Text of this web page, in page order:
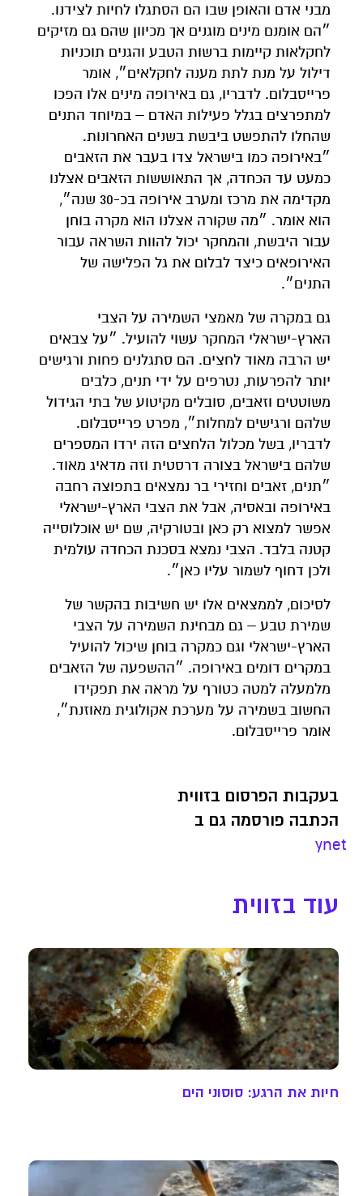
מבני אדם והאופן שבו הם הסתגלו לחיות לצידנו.
״הם אומנם מינים מוגנים אך מכיוון שהם גם מזיקים
לחקלאות קיימות ברשות הטבע והגנים תוכניות
דילול על מנת לתת מענה לחקלאים״, אומר
פרייסבלום. לדבריו, גם באירופה מינים אלו הפכו
למתפרצים בגלל פעילות האדם – במיוחד התנים
שהחלו להתפשט ביבשת בשנים האחרונות.
״באירופה כמו בישראל צדו בעבר את הזאבים
כמעט עד הכחדה, אך התאוששות הזאבים אצלנו
מקדימה את מרכז ומערב אירופה בכ-30 שנה״,
הוא אומר. ״מה שקורה אצלנו הוא מקרה בוחן
עבור היבשת, והמחקר יכול להוות השראה עבור
האירופאים כיצד לבלום את גל הפלישה של
התנים״.
גם במקרה של מאמצי השמירה על הצבי
הארץ-ישראלי המחקר עשוי להועיל. ״על צבאים
יש הרבה מאוד לחצים. הם סתגלנים פחות ורגישים
יותר להפרעות, נטרפים על ידי תנים, כלבים
משוטטים וזאבים, סובלים מקיטוע של בתי הגידול
שלהם ורגישים למחלות״, מפרט פרייסבלום.
לדבריו, בשל מכלול הלחצים הזה ירדו המספרים
שלהם בישראל בצורה דרסטית וזה מדאיג מאוד.
״תנים, זאבים וחזירי בר נמצאים בתפוצה רחבה
באירופה ובאסיה, אבל את הצבי הארץ-ישראלי
אפשר למצוא רק כאן ובטורקיה, שם יש אוכלוסייה
קטנה בלבד. הצבי נמצא בסכנת הכחדה עולמית
ולכן דחוף לשמור עליו כאן״.
לסיכום, לממצאים אלו יש חשיבות בהקשר של
שמירת טבע – גם מבחינת השמירה על הצבי
הארץ-ישראלי וגם כמקרה בוחן שיכול להועיל
במקרים דומים באירופה. ״ההשפעה של הזאבים
מלמעלה למטה כטורף על מראה את תפקידו
החשוב בשמירה על מערכת אקולוגית מאוזנת״,
אומר פרייסבלום.
בעקבות הפרסום בזווית
הכתבה פורסמה גם ב
ynet
עוד בזווית
חיות את הרגע: סוסוני הים